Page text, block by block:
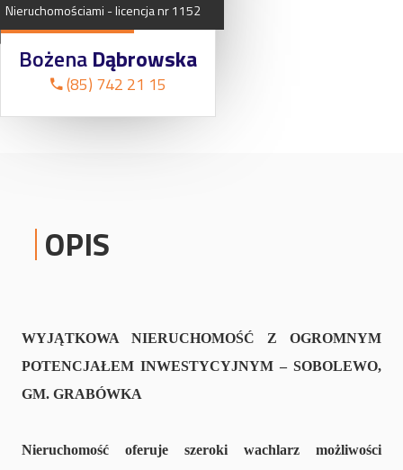
Nieruchomościami -licencjanr1152
BożenaDąbrowska
(85) 742 21 15
OPIS
WYJĄTKOWA NIERUCHOMOŚĆ Z OGROMNYM
POTENCJAŁEM INWESTYCYJNYM – SOBOLEWO,
GM. GRABÓWKA
Nieruchomość oferuje szeroki wachlarz możliwości